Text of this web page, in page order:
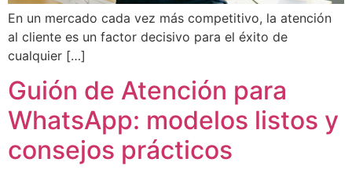
En un mercado cada vez más competitivo, la atención
al cliente es un factor decisivo para el éxito de
cualquier […]
Guión de Atención para
WhatsApp: modelos listos y
consejos prácticos